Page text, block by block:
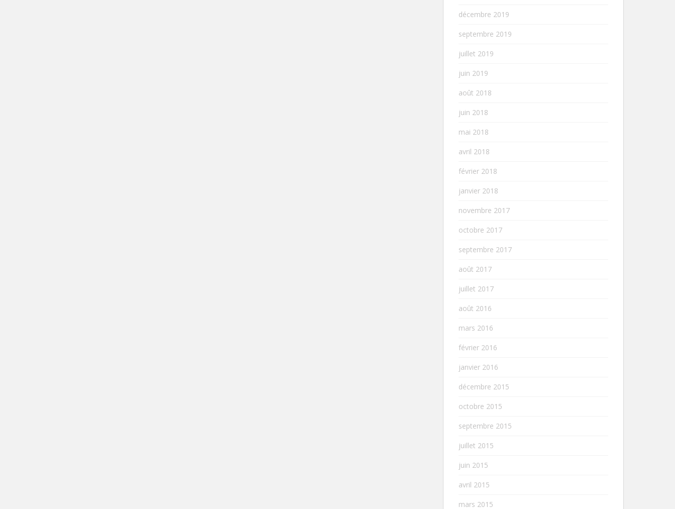
décembre 2019
septembre 2019
juillet 2019
juin 2019
août 2018
juin 2018
mai 2018
avril 2018
février 2018
janvier 2018
novembre 2017
octobre 2017
septembre 2017
août 2017
juillet 2017
août 2016
mars 2016
février 2016
janvier 2016
décembre 2015
octobre 2015
septembre 2015
juillet 2015
juin 2015
avril 2015
mars 2015